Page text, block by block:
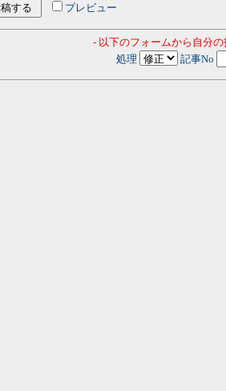
プレビュー
- 以下のフォームから自分
処理
記事No